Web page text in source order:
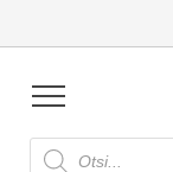
Products
search